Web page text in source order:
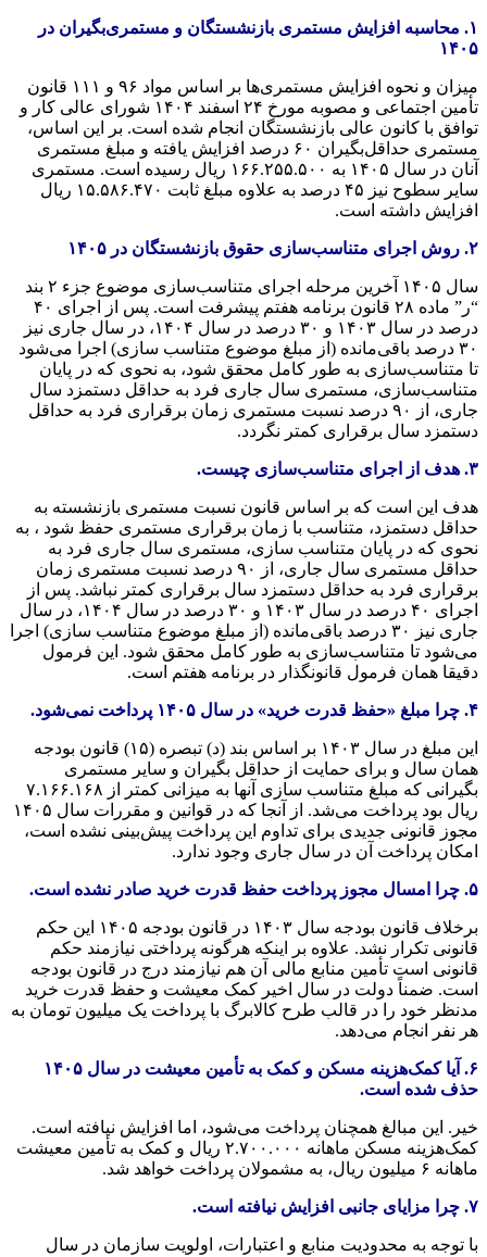
۱. محاسبه افزایش مستمری بازنشستگان و مستمری‌بگیران در
۱۴۰۵
میزان و نحوه افزایش مستمری‌ها بر اساس مواد ۹۶ و ۱۱۱ قانون
تأمین اجتماعی و مصوبه مورخ ۲۴ اسفند ۱۴۰۴ شورای عالی کار و
توافق با کانون عالی بازنشستگان انجام شده است. بر این اساس،
مستمری حداقل‌بگیران ۶۰ درصد افزایش یافته و مبلغ مستمری
آنان در سال ۱۴۰۵ به ۱۶۶.۲۵۵.۵۰۰ ریال رسیده است. مستمری
سایر سطوح نیز ۴۵ درصد به علاوه مبلغ ثابت ۱۵.۵۸۶.۴۷۰ ریال
افزایش داشته است.
۲. روش اجرای متناسب‌سازی حقوق بازنشستگان در ۱۴۰۵
سال ۱۴۰۵ آخرین مرحله اجرای متناسب‌سازی موضوع جزء ۲ بند
“ر” ماده ۲۸ قانون برنامه هفتم پیشرفت است. پس از اجرای ۴۰
درصد در سال ۱۴۰۳ و ۳۰ درصد در سال ۱۴۰۴، در سال جاری نیز
۳۰ درصد باقی‌مانده (از مبلغ موضوع متناسب سازی) اجرا می‌شود
تا متناسب‌سازی به طور کامل محقق شود، به نحوی که در پایان
متناسب‌سازی، مستمری سال جاری فرد به حداقل دستمزد سال
جاری، از ۹۰ درصد نسبت مستمری زمان برقراری فرد به حداقل
دستمزد سال برقراری کمتر نگردد.
۳. هدف از اجرای متناسب‌سازی چیست.
هدف این است که بر اساس قانون نسبت مستمری بازنشسته به
حداقل دستمزد، متناسب با زمان برقراری مستمری حفظ شود ، به
نحوی که در پایان متناسب سازی، مستمری سال جاری فرد به
حداقل مستمری سال جاری، از ۹۰ درصد نسبت مستمری زمان
برقراری فرد به حداقل دستمزد سال برقراری کمتر نباشد. پس از
اجرای ۴۰ درصد در سال ۱۴۰۳ و ۳۰ درصد در سال ۱۴۰۴، در سال
جاری نیز ۳۰ درصد باقی‌مانده (از مبلغ موضوع متناسب سازی) اجرا
می‌شود تا متناسب‌سازی به طور کامل محقق شود. این فرمول
دقیقا همان فرمول قانونگذار در برنامه هفتم است.
۴. چرا مبلغ «حفظ قدرت خرید» در سال ۱۴۰۵ پرداخت نمی‌شود.
این مبلغ در سال ۱۴۰۳ بر اساس بند (د) تبصره (۱۵) قانون بودجه
همان سال و برای حمایت از حداقل بگیران و سایر مستمری
بگیرانی که مبلغ متناسب سازی آنها به میزانی کمتر از ۷.۱۶۶.۱۶۸
ریال بود پرداخت می‌شد. از آنجا که در قوانین و مقررات سال ۱۴۰۵
مجوز قانونی جدیدی برای تداوم این پرداخت پیش‌بینی نشده است،
امکان پرداخت آن در سال جاری وجود ندارد.
۵. چرا امسال مجوز پرداخت حفظ قدرت خرید صادر نشده است.
برخلاف قانون بودجه سال ۱۴۰۳ در قانون بودجه ۱۴۰۵ این حکم
قانونی تکرار نشد. علاوه بر اینکه هرگونه پرداختی نیازمند حکم
قانونی است تأمین منابع مالی آن هم نیازمند درج در قانون بودجه
است. ضمناً دولت در سال اخیر کمک معیشت و حفظ قدرت خرید
مدنظر خود را در قالب طرح کالابرگ با پرداخت یک میلیون تومان به
هر نفر انجام می‌دهد.
۶. آیا کمک‌هزینه مسکن و کمک به تأمین معیشت در سال ۱۴۰۵
حذف شده است.
خیر. این مبالغ همچنان پرداخت می‌شود، اما افزایش نیافته است.
کمک‌هزینه مسکن ماهانه ۲.۷۰۰.۰۰۰ ریال و کمک به تأمین معیشت
ماهانه ۶ میلیون ریال، به مشمولان پرداخت خواهد شد.
۷. چرا مزایای جانبی افزایش نیافته است.
با توجه به محدودیت منابع و اعتبارات، اولویت سازمان در سال